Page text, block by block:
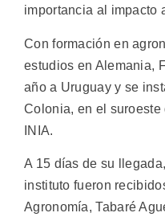
importancia al impacto
Con formación en
estudios en Alemania,
año a Uruguay y se
Colonia, en el
INIA.
A 15 días de su
instituto fueron
Agronomía, Tabaré